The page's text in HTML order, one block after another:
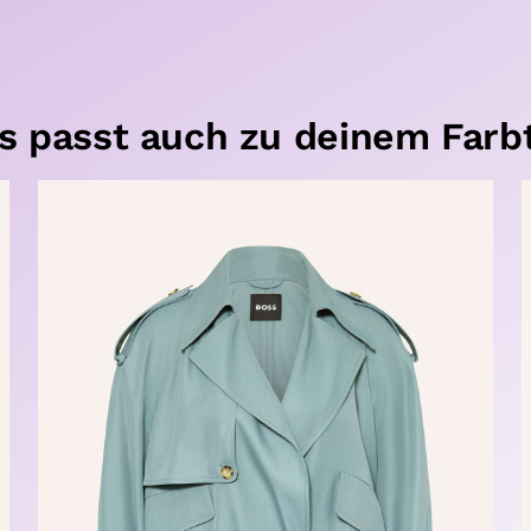
passt auch zu deinem